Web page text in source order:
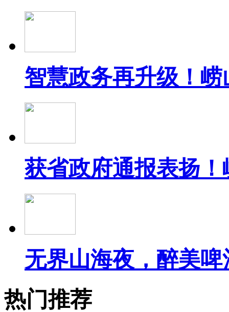
智慧政务再升级！
获省政府通报表扬
无界山海夜，醉美
热门推荐